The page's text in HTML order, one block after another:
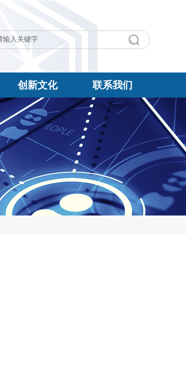
创新文化 联系我们